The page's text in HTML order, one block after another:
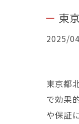
東
2025/
東京都
で効果
や保証